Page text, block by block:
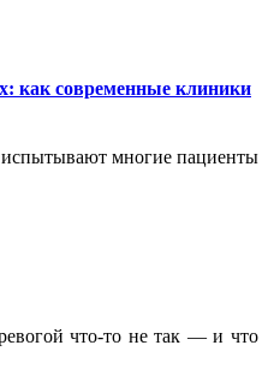
как современные клиники
испытывают многие пациенты
что-то не так — и что